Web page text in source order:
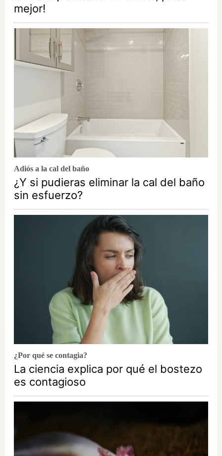
mejor!
Adiós a la cal del baño
¿Y si pudieras eliminar la cal del baño
sin esfuerzo?
¿Por qué se contagia?
La ciencia explica por qué el bostezo
es contagioso